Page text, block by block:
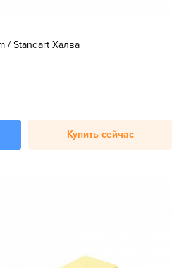
/ Standart Халва
Купить сейчас